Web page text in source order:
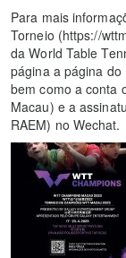
Para mais
Torneio (https://
da World Table
página a página do
bem como a conta
Macau) e a
RAEM) no Wechat.